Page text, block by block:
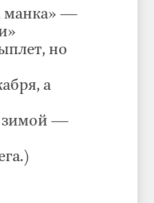
манка» —
но
а
зимой —